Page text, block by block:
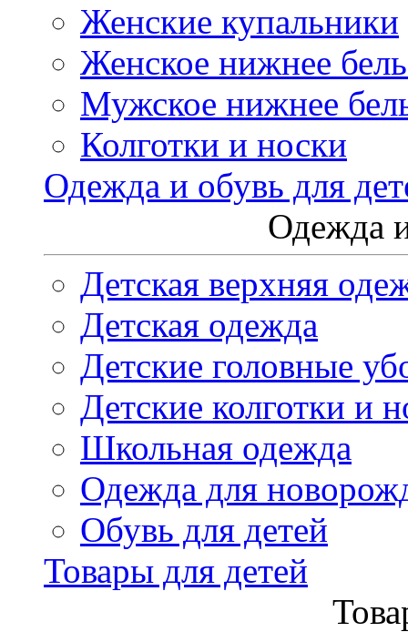
Женские купальники
Женское нижнее
Мужское нижнее
Колготки и носки
Одежда и обувь для
Одежда
Детская верхняя
Детская одежда
Детские головные
Детские колготки и
Школьная одежда
Одежда для
Обувь для детей
Товары для детей